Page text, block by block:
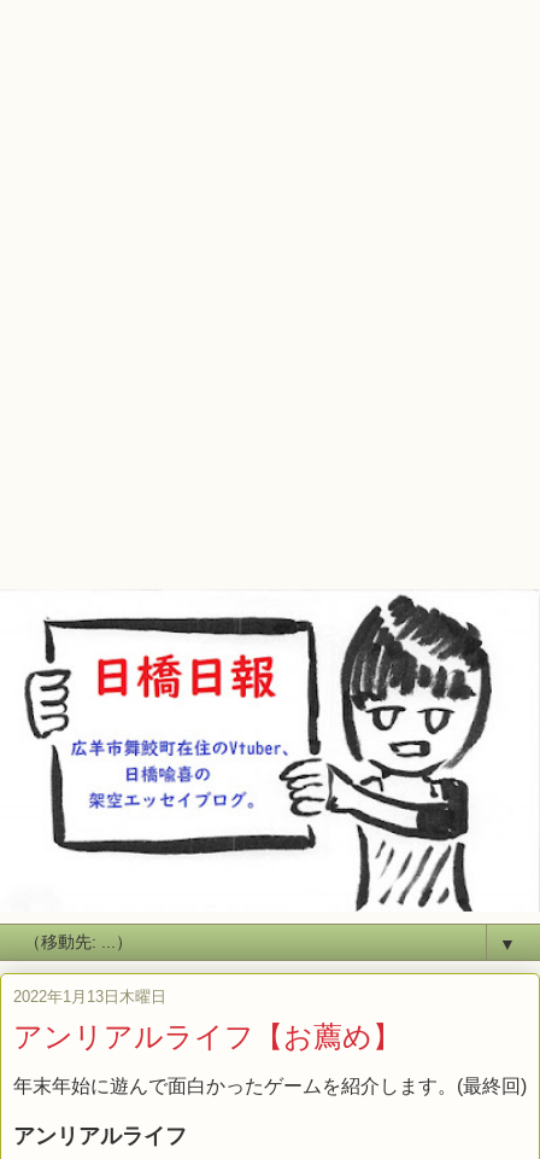
▼
2022年1月13日木曜日
アンリアルライフ【お薦め】
年末年始に遊んで面白かったゲームを紹介します。(最終回)
アンリアルライフ